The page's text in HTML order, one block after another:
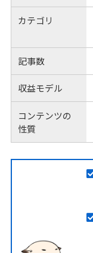
カテゴリ
記事数
収益モデル
コンテンツの
性質